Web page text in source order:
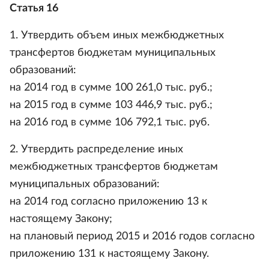
Статья 16
1. Утвердить объем иных межбюджетных
трансфертов бюджетам муниципальных
образований:
на 2014 год в сумме 100 261,0 тыс. руб.;
на 2015 год в сумме 103 446,9 тыс. руб.;
на 2016 год в сумме 106 792,1 тыс. руб.
2. Утвердить распределение иных
межбюджетных трансфертов бюджетам
муниципальных образований:
на 2014 год согласно приложению 13 к
настоящему Закону;
на плановый период 2015 и 2016 годов согласно
приложению 131 к настоящему Закону.